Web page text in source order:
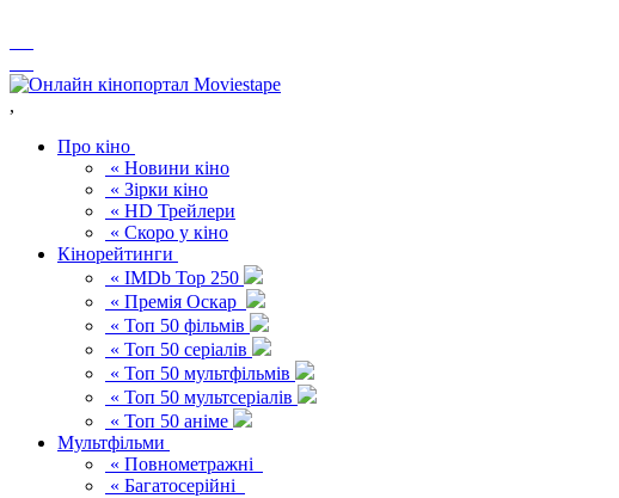
,
Про кіно
« Новини кіно
« Зірки кіно
« HD Трейлери
« Скоро у кіно
Кінорейтинги
« IMDb Top 250
« Премія Оскар
« Топ 50 фільмів
« Топ 50 серіалів
« Топ 50 мультфільмів
« Топ 50 мультсеріалів
« Топ 50 аніме
Мультфільми
« Повнометражні
« Багатосерійні